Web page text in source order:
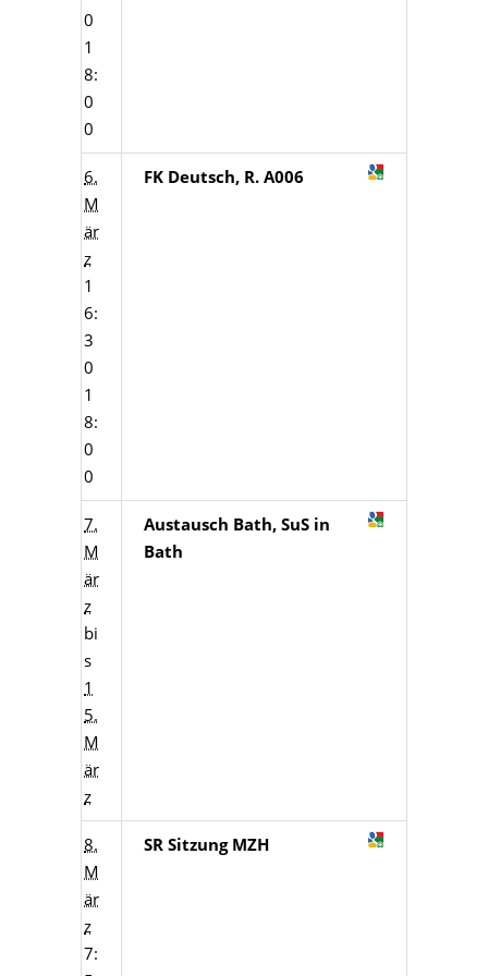
0
1
8:
0
0
6.
M
är
z
1
6:
3
0
1
8:
0
0
FK Deutsch, R. A006
7.
M
är
z
bi
s
1
5.
M
är
z
Austausch Bath, SuS in
Bath
8.
M
är
z
7:
SR Sitzung MZH